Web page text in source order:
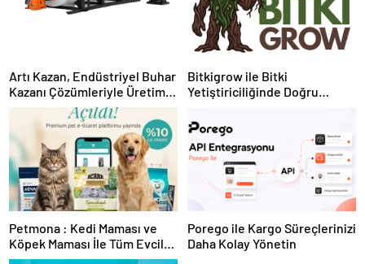
Artı Kazan, Endüstriyel Buhar
Kazanı Çözümleriyle Üretim
Tesislerine Verimli Sistemler
Sunuyor
Bitkigrow ile Bitki
Yetiştiriciliğinde Doğru
Petmona : Kedi Maması ve
Köpek Maması İle Tüm Evcil
Hayvan Ürünleri
Porego ile Kargo Süreçlerinizi
Daha Kolay Yönetin